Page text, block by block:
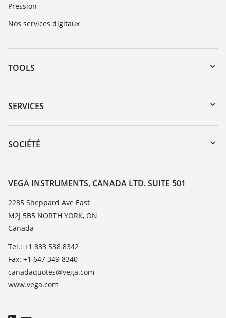
Pression
Nos services digitaux
TOOLS
Téléchargements
Recherche par numéro de série
DTM Collection/PACTware
SERVICES
Retour d'appareil
Service client
SOCIÉTÉ
À propos de VEGA
Contact
News
Presse
Blog
VEGA INSTRUMENTS, CANADA LTD. SUITE 501
2235 Sheppard Ave East
M2J 5B5 NORTH YORK, ON
Canada
Tel.: +1 833 538 8342
Fax: +1 647 349 8340
canadaquotes@vega.com
www.vega.com